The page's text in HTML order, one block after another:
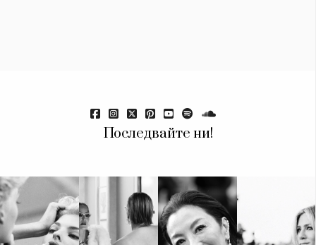
Последвайте ни!
Wine&Dine
Подкасти
Мода
Dialogue
Условия за
ползване
За нас
Реклама